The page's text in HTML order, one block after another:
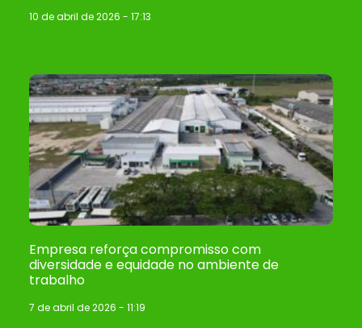
10 de abril de 2026 17:13
Empresa reforça compromisso com
diversidade e equidade no ambiente de
trabalho
7 de abril de 2026 11:19